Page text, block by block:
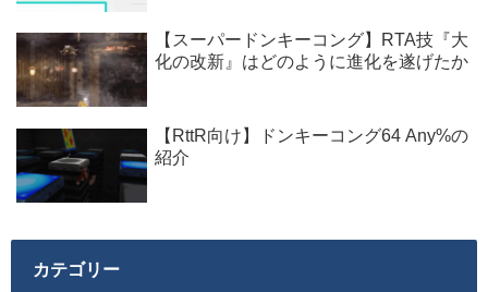
【スーパードンキーコング】RTA技『大
化の改新』はどのように進化を遂げたか
【RttR向け】ドンキーコング64 Any%の
紹介
カテゴリー